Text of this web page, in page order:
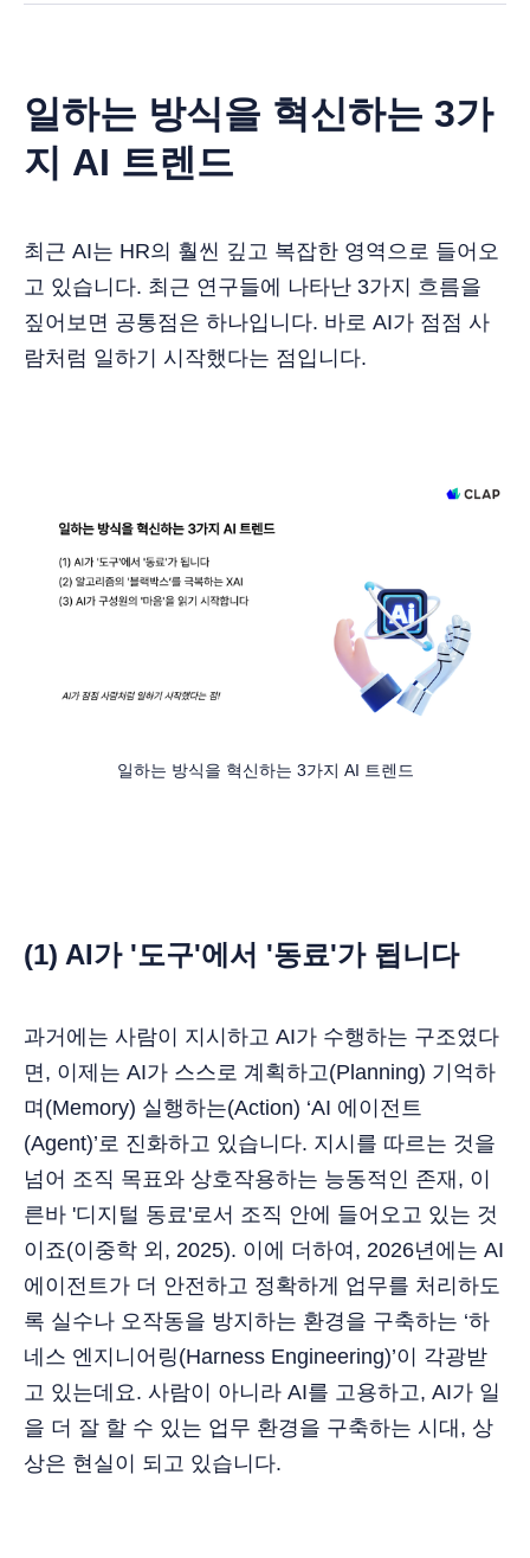
일하는 방식을 혁신하는 3가
지 AI 트렌드
최근 AI는 HR의 훨씬 깊고 복잡한 영역으로 들어오
고 있습니다. 최근 연구들에 나타난 3가지 흐름을
짚어보면 공통점은 하나입니다. 바로 AI가 점점 사
람처럼 일하기 시작했다는 점입니다.
일하는 방식을 혁신하는 3가지 AI 트렌드
(1) AI가 '도구'에서 '동료'가 됩니다
과거에는 사람이 지시하고 AI가 수행하는 구조였다
면, 이제는 AI가 스스로 계획하고(Planning) 기억하
며(Memory) 실행하는(Action) ‘AI 에이전트
(Agent)’로 진화하고 있습니다. 지시를 따르는 것을
넘어 조직 목표와 상호작용하는 능동적인 존재, 이
른바 '디지털 동료'로서 조직 안에 들어오고 있는 것
이죠(이중학 외, 2025). 이에 더하여, 2026년에는 AI
에이전트가 더 안전하고 정확하게 업무를 처리하도
록 실수나 오작동을 방지하는 환경을 구축하는 ‘하
네스 엔지니어링(Harness Engineering)’이 각광받
고 있는데요. 사람이 아니라 AI를 고용하고, AI가 일
을 더 잘 할 수 있는 업무 환경을 구축하는 시대, 상
상은 현실이 되고 있습니다.